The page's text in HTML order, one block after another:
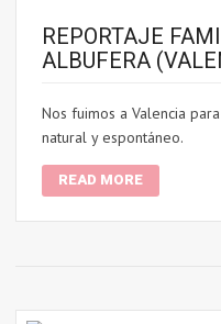
REPORTAJE
ALBUFERA
Nos fuimos a Valencia
natural y espontáneo.
READ MORE